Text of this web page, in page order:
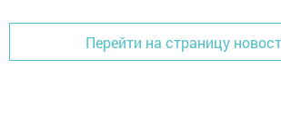
Перейти на страницу